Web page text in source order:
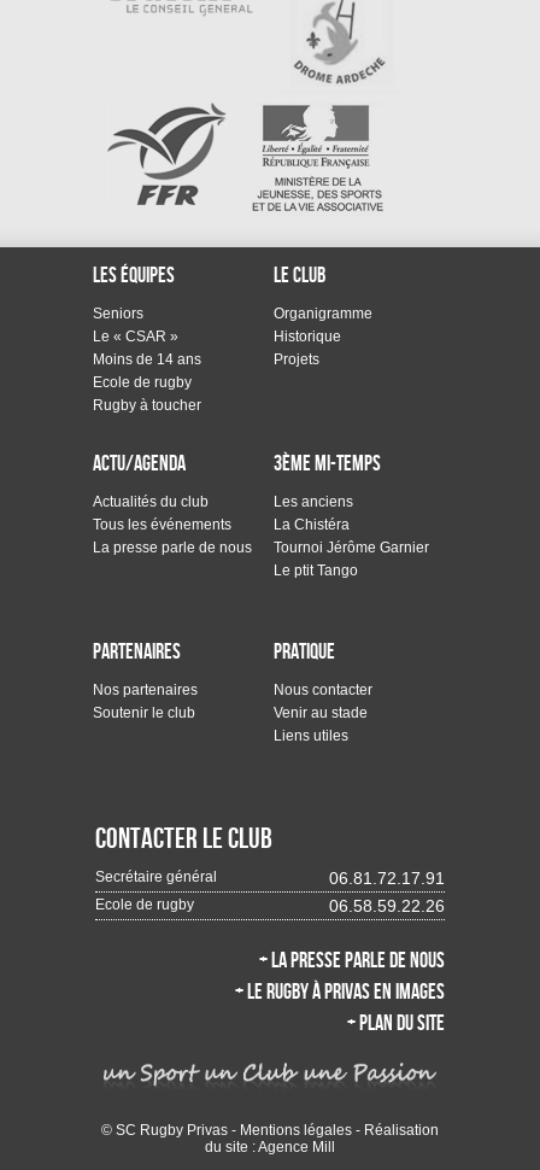
Les équipes
Seniors
Le « CSAR »
Moins de 14 ans
Ecole de rugby
Rugby à toucher
Le club
Organigramme
Historique
Projets
Actu/Agenda
Actualités du club
Tous les événements
La presse parle de nous
3ème mi-temps
Les anciens
La Chistéra
Tournoi Jérôme Garnier
Le ptit Tango
Partenaires
Nos partenaires
Soutenir le club
Pratique
Nous contacter
Venir au stade
Liens utiles
Contacter le club
Secrétaire général 06.81.72.17.91
Ecole de rugby 06.58.59.22.26
+ La presse parle de nous
+ Le rugby à Privas en images
+ Plan du site
© SC Rugby Privas - Mentions légales - Réalisation
du site :Agence Mill